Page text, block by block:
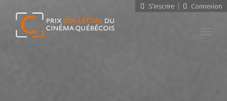
S'inscrire | Connexion